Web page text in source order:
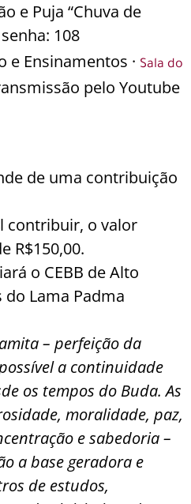
e Puja “Chuva de
senha: 108
e Ensinamentos · Sala do
pelo Youtube
de uma contribuição
contribuir, o valor
R$150,00.
o CEBB de Alto
do Lama Padma
– perfeição da
a continuidade
os tempos do Buda. As
moralidade, paz,
e sabedoria –
a base geradora e
de estudos,